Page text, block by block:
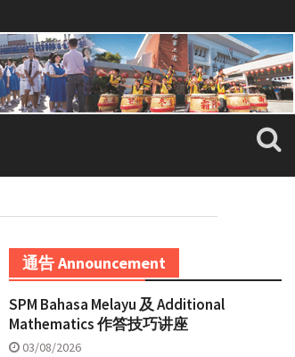
通告 Announcement
SPM Bahasa Melayu 及 Additional
Mathematics 作答技巧讲座
03/08/2026